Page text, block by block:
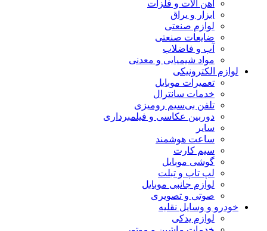
آهن آلات و فلزات
ابزار و یراق
لوازم صنعتی
ضایعات صنعتی
آب و فاضلاب
مواد شیمیایی و معدنی
لوازم الکترونیکی
تعمیرات موبایل
خدمات سانترال
تلفن بی‌سیم رومیزی
دوربین عکاسی و فیلمبرداری
سایر
ساعت هوشمند
سیم کارت
گوشی موبایل
لپ تاپ و تبلت
لوازم جانبی موبایل
صوتی و تصویری
خودرو و وسایل نقلیه
لوازم یدکی